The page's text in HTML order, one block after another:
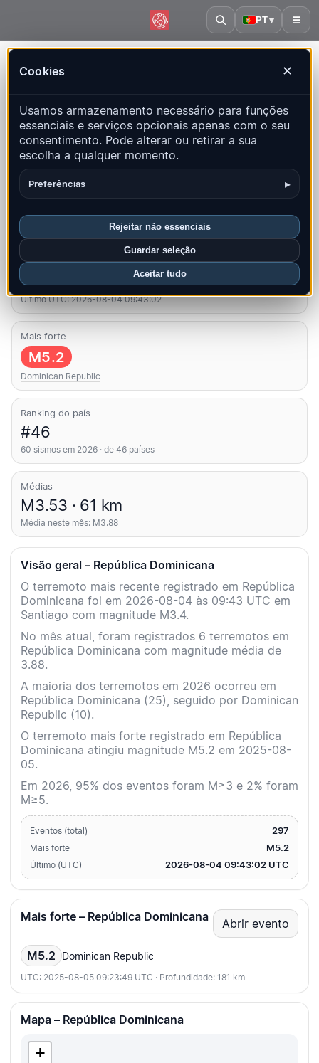
PT▾ ☰
Cookies ✕
Usamos armazenamento necessário para funções
essenciais e serviços opcionais apenas com o seu
consentimento. Pode alterar ou retirar a sua
escolha a qualquer momento.
Preferências ▸
Rejeitar não essenciais
Guardar seleção
Aceitar tudo
| QuakeMap24
Mapa ao vivo, estatísticas e eventos recentes
Abrir mapa histórico Últimos neste país
Visão geral Mapa Recentes Gráficos Principais regiões
FAQ
Sismos neste mês
6
Último UTC: 2026-08-04 09:43:02
Mais forte
M5.2
Dominican Republic
Ranking do país
#46
60 sismos em 2026 · de 46 países
Médias
M3.53 · 61 km
Média neste mês: M3.88
Visão geral – República Dominicana
O terremoto mais recente registrado em República
Dominicana foi em 2026-08-04 às 09:43 UTC em
Santiago com magnitude M3.4.
No mês atual, foram registrados 6 terremotos em
República Dominicana com magnitude média de
3.88.
A maioria dos terremotos em 2026 ocorreu em
República Dominicana (25), seguido por Dominican
Republic (10).
O terremoto mais forte registrado em República
Dominicana atingiu magnitude M5.2 em 2025-08-
05.
Em 2026, 95% dos eventos foram M≥3 e 2% foram
M≥5.
Eventos (total) 297
Mais forte M5.2
Último (UTC) 2026-08-04 09:43:02 UTC
Mais forte – República Dominicana Abrir evento
M5.2 Dominican Republic
UTC: 2025-08-05 09:23:49 UTC · Profundidade: 181 km
Mapa – República Dominicana
+